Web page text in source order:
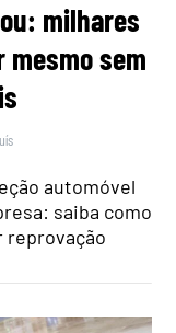
milhares
mesmo sem
automóvel
saiba como
reprovação